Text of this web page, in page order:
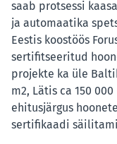
saab protsessi
ja automaatika
Eestis koostöös
sertifitseeritud
projekte ka üle
m2, Lätis ca 150
ehitusjärgus
sertifikaadi